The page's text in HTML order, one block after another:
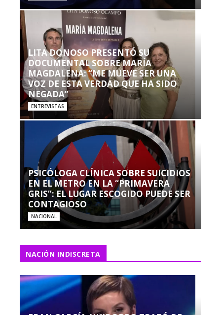
LITA DONOSO PRESENTÓ SU
DOCUMENTAL SOBRE MARÍA
MAGDALENA: “ME MUEVE SER UNA
VOZ DE ESTA VERDAD QUE HA SIDO
NEGADA”
ENTREVISTAS
PSICÓLOGA CLÍNICA SOBRE SUICIDIOS
EN EL METRO EN LA “PRIMAVERA
GRIS”: EL LUGAR ESCOGIDO PUEDE SER
CONTAGIOSO
NACIONAL
NACIÓN INDISCRETA